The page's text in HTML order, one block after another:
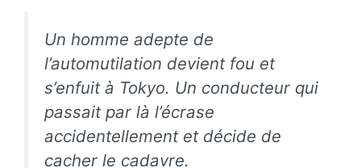
Un homme adepte de
l’automutilation devient fou et
s’enfuit à Tokyo. Un conducteur qui
passait par là l’écrase
accidentellement et décide de
cacher le cadavre.